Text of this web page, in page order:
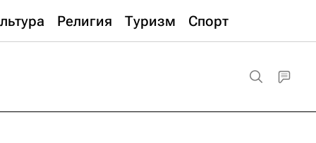
Религия Туризм Спорт